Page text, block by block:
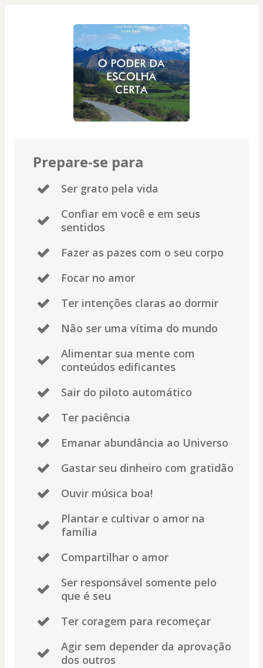
Prepare-se para
Ser grato pela vida
Confiar em você e em seus
sentidos
Fazer as pazes com o seu corpo
Focar no amor
Ter intenções claras ao dormir
Não ser uma vítima do mundo
Alimentar sua mente com
conteúdos edificantes
Sair do piloto automático
Ter paciência
Emanar abundância ao Universo
Gastar seu dinheiro com gratidão
Ouvir música boa!
Plantar e cultivar o amor na
família
Compartilhar o amor
Ser responsável somente pelo
que é seu
Ter coragem para recomeçar
Agir sem depender da aprovação
dos outros